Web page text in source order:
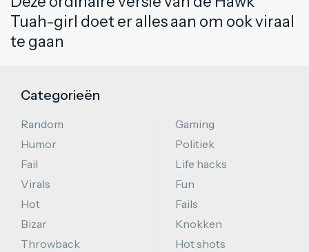
Tuah-girl doet er alles aan om ook viraal
te gaan
Categorieën
Random
Humor
Fail
Virals
Hot
Bizar
Throwback
Gaming
Politiek
Life hacks
Fun
Fails
Knokken
Hot shots